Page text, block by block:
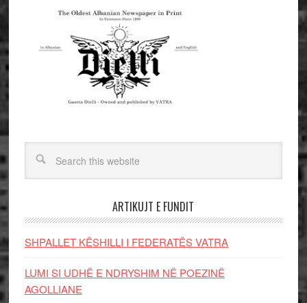
ARTIKUJT E FUNDIT
SHPALLET KËSHILLI I FEDERATËS VATRA
LUMI SI UDHË E NDRYSHIM NË POEZINË
AGOLLIANE